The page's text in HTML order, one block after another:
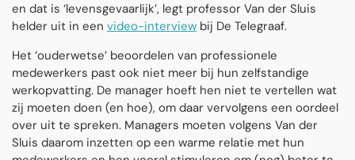
en dat is ‘levensgevaarlijk’, legt professor Van der Sluis
helder uit in een video-interview bij De Telegraaf.
Het ‘ouderwetse’ beoordelen van professionele
medewerkers past ook niet meer bij hun zelfstandige
werkopvatting. De manager hoeft hen niet te vertellen wat
zij moeten doen (en hoe), om daar vervolgens een oordeel
over uit te spreken. Managers moeten volgens Van der
Sluis daarom inzetten op een warme relatie met hun